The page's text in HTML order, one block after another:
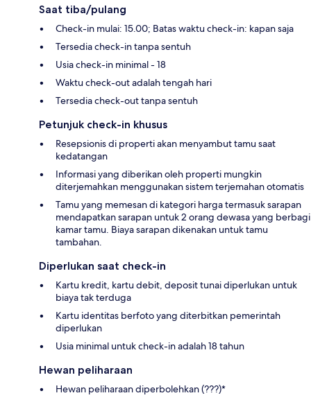
Saat tiba/pulang
Check-in mulai: 15.00; Batas waktu check-in: kapan saja
Tersedia check-in tanpa sentuh
Usia check-in minimal - 18
Waktu check-out adalah tengah hari
Tersedia check-out tanpa sentuh
Petunjuk check-in khusus
Resepsionis di properti akan menyambut tamu saat
kedatangan
Informasi yang diberikan oleh properti mungkin
diterjemahkan menggunakan sistem terjemahan otomatis
Tamu yang memesan di kategori harga termasuk sarapan
mendapatkan sarapan untuk 2 orang dewasa yang berbagi
kamar tamu. Biaya sarapan dikenakan untuk tamu
tambahan.
Diperlukan saat check-in
Kartu kredit, kartu debit, deposit tunai diperlukan untuk
biaya tak terduga
Kartu identitas berfoto yang diterbitkan pemerintah
diperlukan
Usia minimal untuk check-in adalah 18 tahun
Hewan peliharaan
Hewan peliharaan diperbolehkan (???)*